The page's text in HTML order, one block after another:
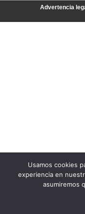
Usamos cookies
experiencia en
asumiremos
Advertencia